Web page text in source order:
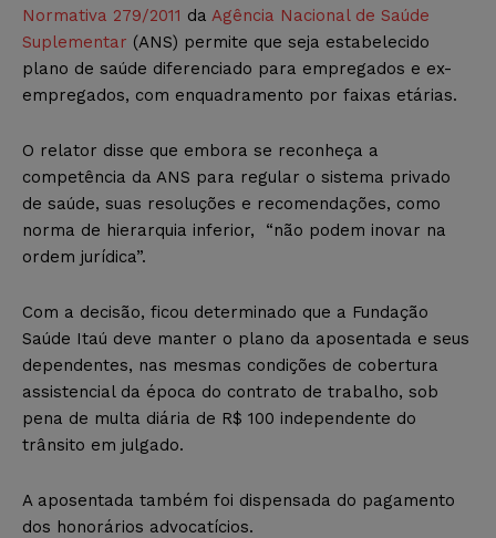
Normativa 279/2011 da Agência Nacional de Saúde
Suplementar (ANS) permite que seja estabelecido
plano de saúde diferenciado para empregados e ex-
empregados, com enquadramento por faixas etárias.
O relator disse que embora se reconheça a
competência da ANS para regular o sistema privado
de saúde, suas resoluções e recomendações, como
norma de hierarquia inferior, “não podem inovar na
ordem jurídica”.
Com a decisão, ficou determinado que a Fundação
Saúde Itaú deve manter o plano da aposentada e seus
dependentes, nas mesmas condições de cobertura
assistencial da época do contrato de trabalho, sob
pena de multa diária de R$ 100 independente do
trânsito em julgado.
A aposentada também foi dispensada do pagamento
dos honorários advocatícios.